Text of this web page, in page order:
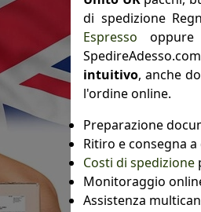
di spedizione
Espresso oppure
intuitivo, anche
l'ordine online.
Preparazione
Ritiro e consegna
Costi di spedizione
Monitoraggio
Assistenza